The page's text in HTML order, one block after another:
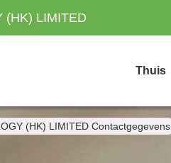
(HK) LIMITED
Thuis
(HK) LIMITED Contactgegevens